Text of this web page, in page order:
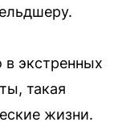
в экстренных
такая
жизни.